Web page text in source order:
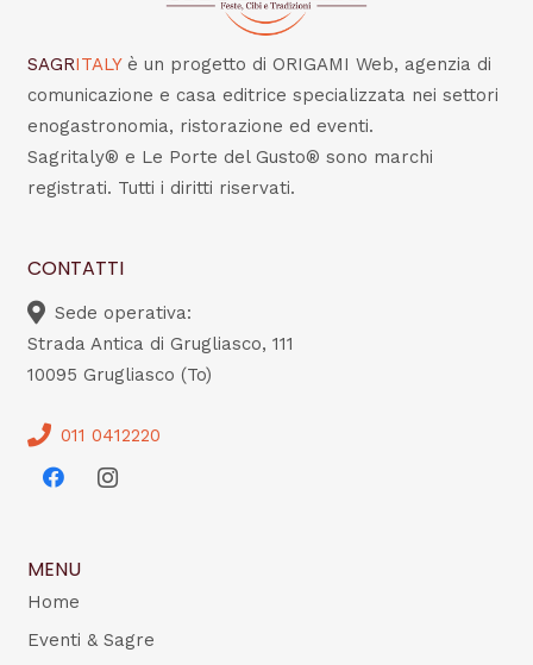
SAGRITALY è un progetto di ORIGAMI Web, agenzia di
comunicazione e casa editrice specializzata nei settori
enogastronomia, ristorazione ed eventi.
Sagritaly® e Le Porte del Gusto® sono marchi
registrati. Tutti i diritti riservati.
CONTATTI
Sede operativa:
Strada Antica di Grugliasco, 111
10095 Grugliasco (To)
011 0412220
MENU
Home
Eventi & Sagre